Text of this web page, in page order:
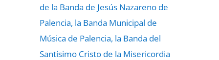
de la Banda de Jesús Nazareno de
Palencia, la Banda Municipal de
Música de Palencia, la Banda del
Santísimo Cristo de la Misericordia